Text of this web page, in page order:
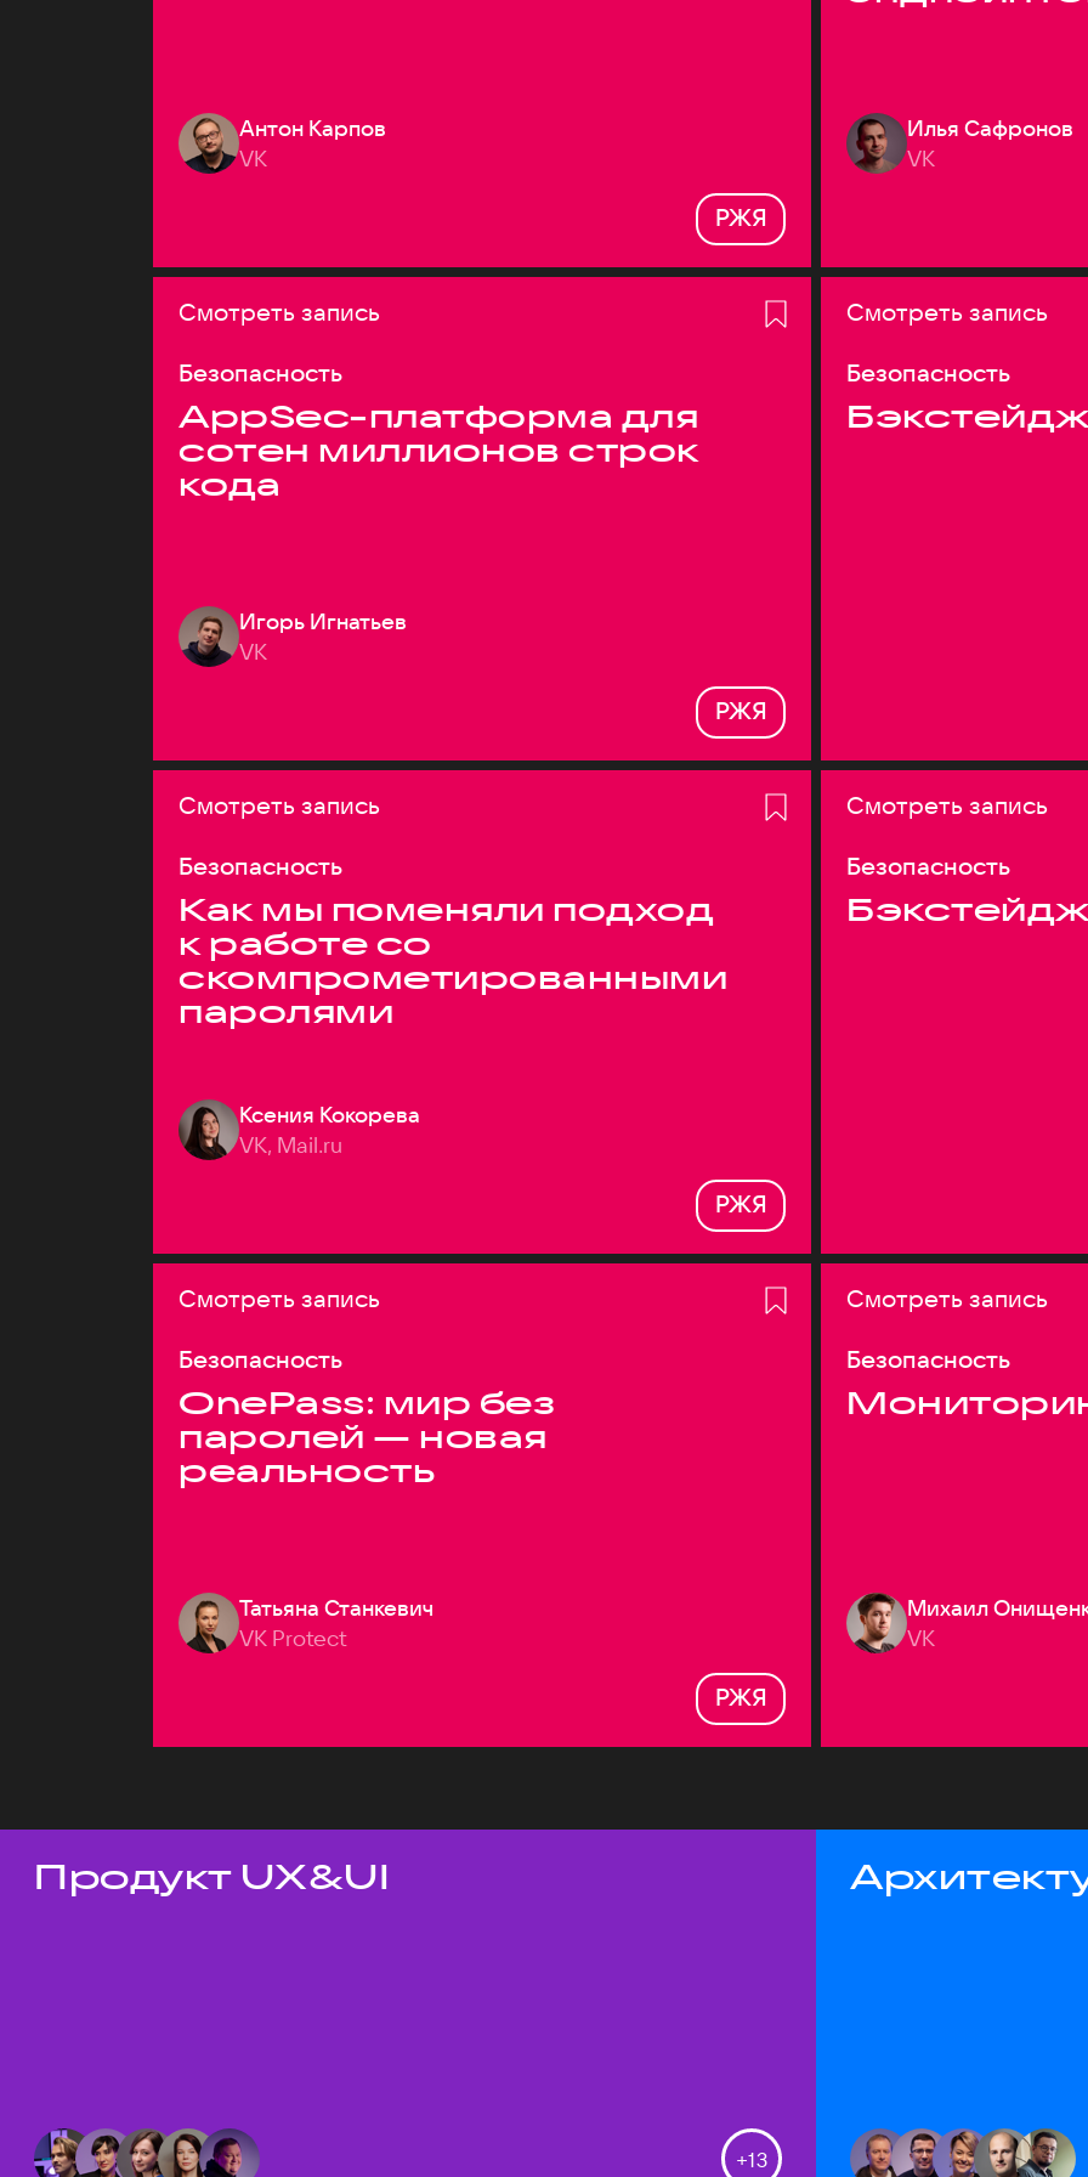
Антон Карпов
VK
РЖЯ
Илья Сафронов
VK
Смотреть запись
Безопасность
AppSec-платформа для
сотен миллионов строк
кода
Игорь Игнатьев
VK
РЖЯ
Смотреть запись
Безопасность
Бэкстейдж
Смотреть запись
Безопасность
Как мы поменяли подход
к работе со
скомпрометированными
паролями
Ксения Кокорева
VK, Mail.ru
РЖЯ
Смотреть запись
Безопасность
Бэкстейдж
Смотреть запись
Безопасность
OnePass: мир без
паролей — новая
реальность
Татьяна Станкевич
VK Protect
РЖЯ
Смотреть запись
Безопасность
Михаил
VK
Темы докладов
Продукт UX&UI
+13